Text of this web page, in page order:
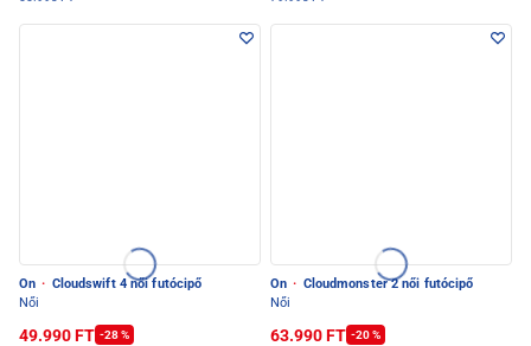
On · Cloudswift 4 női futócipő
Női
49.990 FT -28 %
On · Cloudmonster 2 női futócipő
Női
63.990 FT -20 %